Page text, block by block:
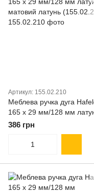
Артикул: 155.02.210
Меблева ручка дуга
165 х 29 мм/128 мм
матовий латунь
386 грн